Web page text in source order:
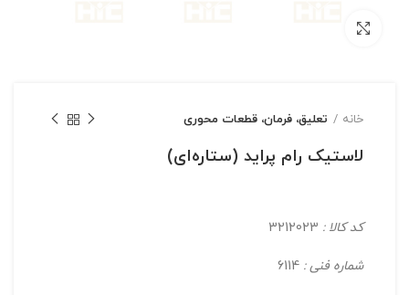
خانه تعلیق، فرمان، قطعات محوری
لاستیک رام پراید (ستاره‌ای)
کد کالا :
شماره فنی :